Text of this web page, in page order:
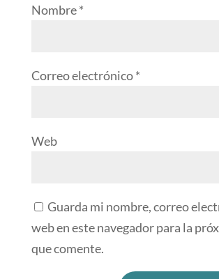
Nombre*
Correo electrónico*
Web
Guarda mi nombre, correo
web en este navegador para la
que comente.